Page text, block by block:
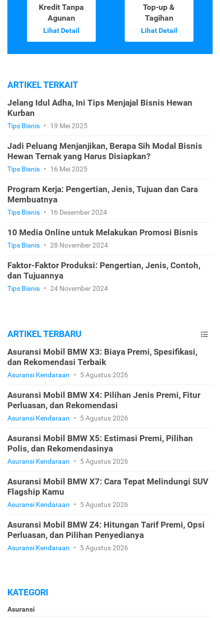
Kredit Tanpa
Agunan
Lihat Detail
Top-up &
Tagihan
Lihat Detail
ARTIKEL TERKAIT
Jelang Idul Adha, Ini Tips Menjajal Bisnis Hewan
Kurban
Tips Bisnis • 19 Mei 2025
Jadi Peluang Menjanjikan, Berapa Sih Modal Bisnis
Hewan Ternak yang Harus Disiapkan?
Tips Bisnis • 16 Mei 2025
Program Kerja: Pengertian, Jenis, Tujuan dan Cara
Membuatnya
Tips Bisnis • 16 Desember 2024
10 Media Online untuk Melakukan Promosi Bisnis
Tips Bisnis • 28 November 2024
Faktor-Faktor Produksi: Pengertian, Jenis, Contoh,
dan Tujuannya
Tips Bisnis • 24 November 2024
ARTIKEL TERBARU
Asuransi Mobil BMW X3: Biaya Premi, Spesifikasi,
dan Rekomendasi Terbaik
Asuransi Kendaraan • 5 Agustus 2026
Asuransi Mobil BMW X4: Pilihan Jenis Premi, Fitur
Perluasan, dan Rekomendasi
Asuransi Kendaraan • 5 Agustus 2026
Asuransi Mobil BMW X5: Estimasi Premi, Pilihan
Polis, dan Rekomendasinya
Asuransi Kendaraan • 5 Agustus 2026
Asuransi Mobil BMW X7: Cara Tepat Melindungi SUV
Flagship Kamu
Asuransi Kendaraan • 5 Agustus 2026
Asuransi Mobil BMW Z4: Hitungan Tarif Premi, Opsi
Perluasan, dan Pilihan Penyedianya
Asuransi Kendaraan • 5 Agustus 2026
KATEGORI
Asuransi